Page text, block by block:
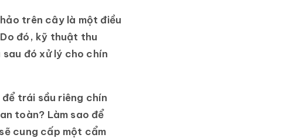
trên cây là một điều
đó, kỹ thuật thu
đó xử lý cho chín
trái sầu riêng chín
toàn? Làm sao để
cung cấp một cẩm